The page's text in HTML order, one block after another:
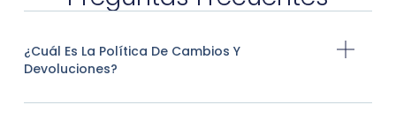
¿Cuál Es La Política De Cambios Y
Devoluciones?